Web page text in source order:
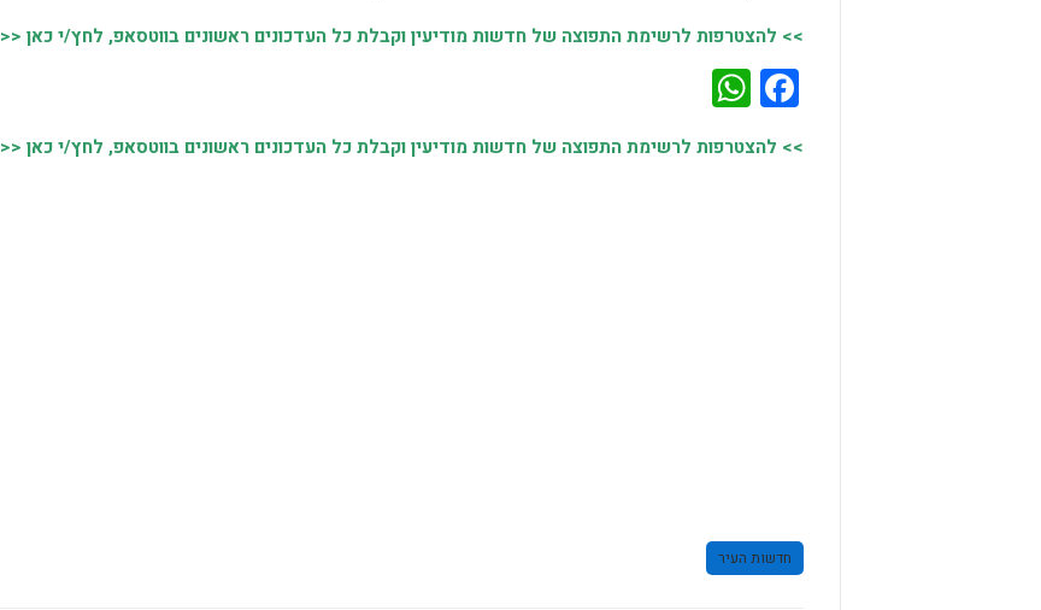
>> להצטרפות לרשימת התפוצה של חדשות מודיעין וקבלת כל העדכונים ראשונים בווטסאפ, לחץ/י כאן <<
Facebook
>> להצטרפות לרשימת התפוצה של חדשות מודיעין וקבלת כל העדכונים ראשונים בווטסאפ, לחץ/י כאן <<
חדשות העיר